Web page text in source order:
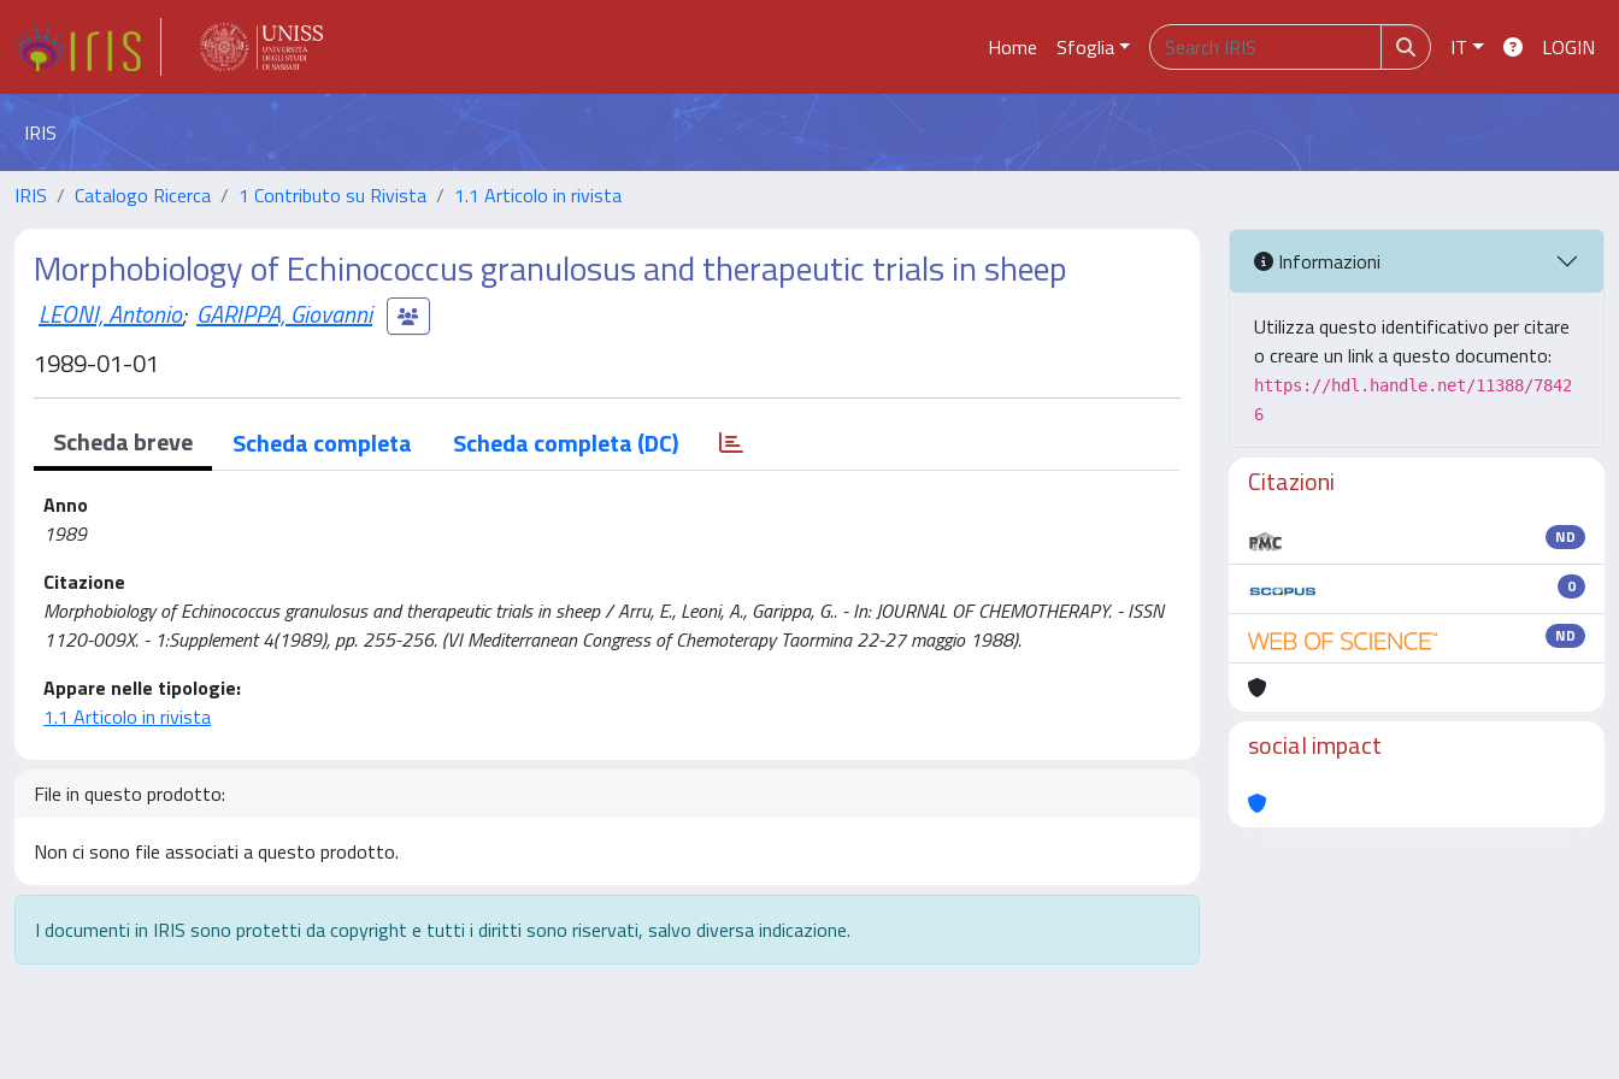
Home Sfoglia IT LOGIN
IRIS
IRIS Catalogo Ricerca 1 Contributo su Rivista 1.1 Articolo in rivista
Morphobiology of Echinococcus granulosus and therapeutic trials in sheep
LEONI, Antonio; GARIPPA, Giovanni
1989-01-01
Scheda breve Scheda completa Scheda completa (DC)
Anno
1989
Citazione
Morphobiology of Echinococcus granulosus and therapeutic trials in sheep / Arru, E., Leoni, A., Garippa, G.. - In: JOURNAL OF CHEMOTHERAPY. - ISSN
1120-009X. - 1:Supplement 4(1989), pp. 255-256. (VI Mediterranean Congress of Chemoterapy Taormina 22-27 maggio 1988).
Appare nelle tipologie:
1.1 Articolo in rivista
File in questo prodotto:
Non ci sono file associati a questo prodotto.
I documenti in IRIS sono protetti da copyright e tutti i diritti sono riservati, salvo diversa indicazione.
Informazioni
Utilizza questo identificativo per citare
o creare un link a questo documento:
https://hdl.handle.net/11388/7842
6
Citazioni
ND
0
ND
social impact